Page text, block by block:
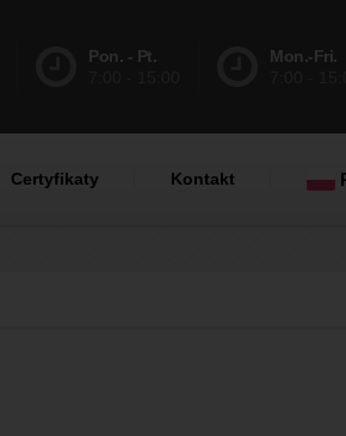
Pon. - Pt.
Mon.-Fri.
Certyfikaty Kontakt